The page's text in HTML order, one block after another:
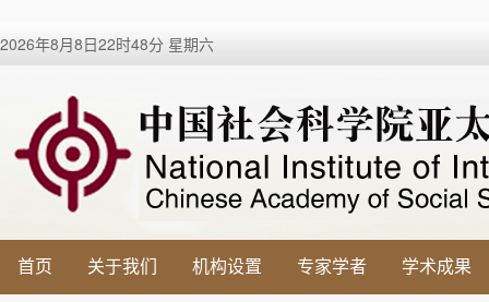
2026年8月8日22时48分 星期六
首页 关于我们 机构设置 专家学者 学术成果